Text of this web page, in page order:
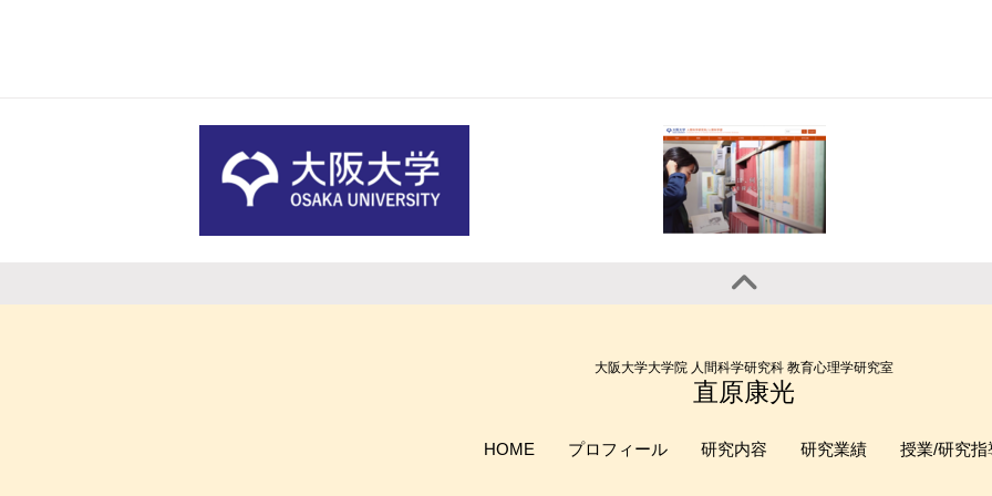
大阪大学大学院 人間科学研究科 教育心理学研究室
直原康光
HOME プロフィール 研究内容 研究業績 授業/研究指